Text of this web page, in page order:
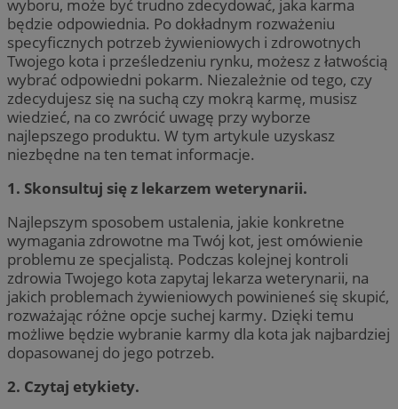
wyboru, może być trudno zdecydować, jaka karma
będzie odpowiednia. Po dokładnym rozważeniu
specyficznych potrzeb żywieniowych i zdrowotnych
Twojego kota i prześledzeniu rynku, możesz z łatwością
wybrać odpowiedni pokarm. Niezależnie od tego, czy
zdecydujesz się na suchą czy mokrą karmę, musisz
wiedzieć, na co zwrócić uwagę przy wyborze
najlepszego produktu. W tym artykule uzyskasz
niezbędne na ten temat informacje.
1. Skonsultuj się z lekarzem weterynarii.
Najlepszym sposobem ustalenia, jakie konkretne
wymagania zdrowotne ma Twój kot, jest omówienie
problemu ze specjalistą. Podczas kolejnej kontroli
zdrowia Twojego kota zapytaj lekarza weterynarii, na
jakich problemach żywieniowych powinieneś się skupić,
rozważając różne opcje suchej karmy. Dzięki temu
możliwe będzie wybranie karmy dla kota jak najbardziej
dopasowanej do jego potrzeb.
2. Czytaj etykiety.